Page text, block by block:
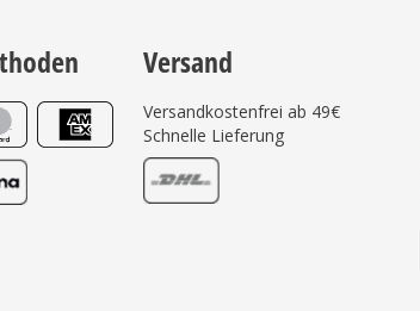
Versand
Versandkostenfrei ab 49€
Schnelle Lieferung